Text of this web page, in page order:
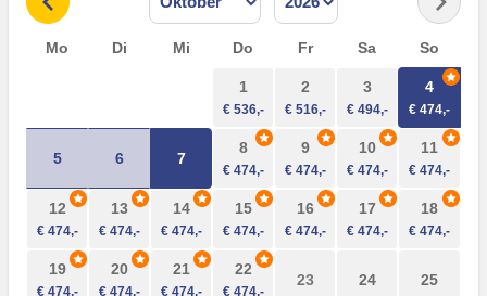
Mo Di Mi Do Fr Sa So
1 2 3 4
5 6 7
8 9 10 11
12 13 14 15 16 17 18
19 20 21 22
23 24 25